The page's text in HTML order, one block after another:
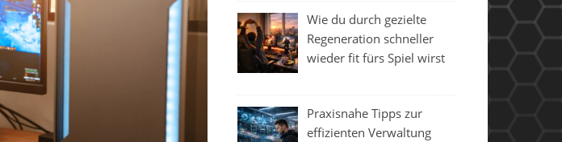
Wie du durch gezielte
Regeneration schneller
wieder fit fürs Spiel wirst
Praxisnahe Tipps zur
effizienten Verwaltung